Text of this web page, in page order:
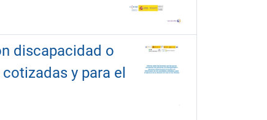
discapacidad o
y para el